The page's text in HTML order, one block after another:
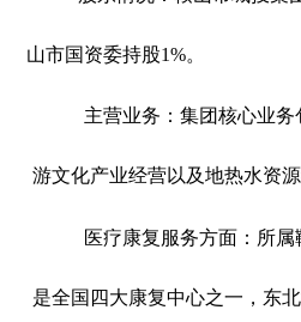
山市国资委持股1%。
主营业务：集团核心业
游文化产业经营以及地热水资源
医疗康复服务方面：所
是全国四大康复中心之一，东